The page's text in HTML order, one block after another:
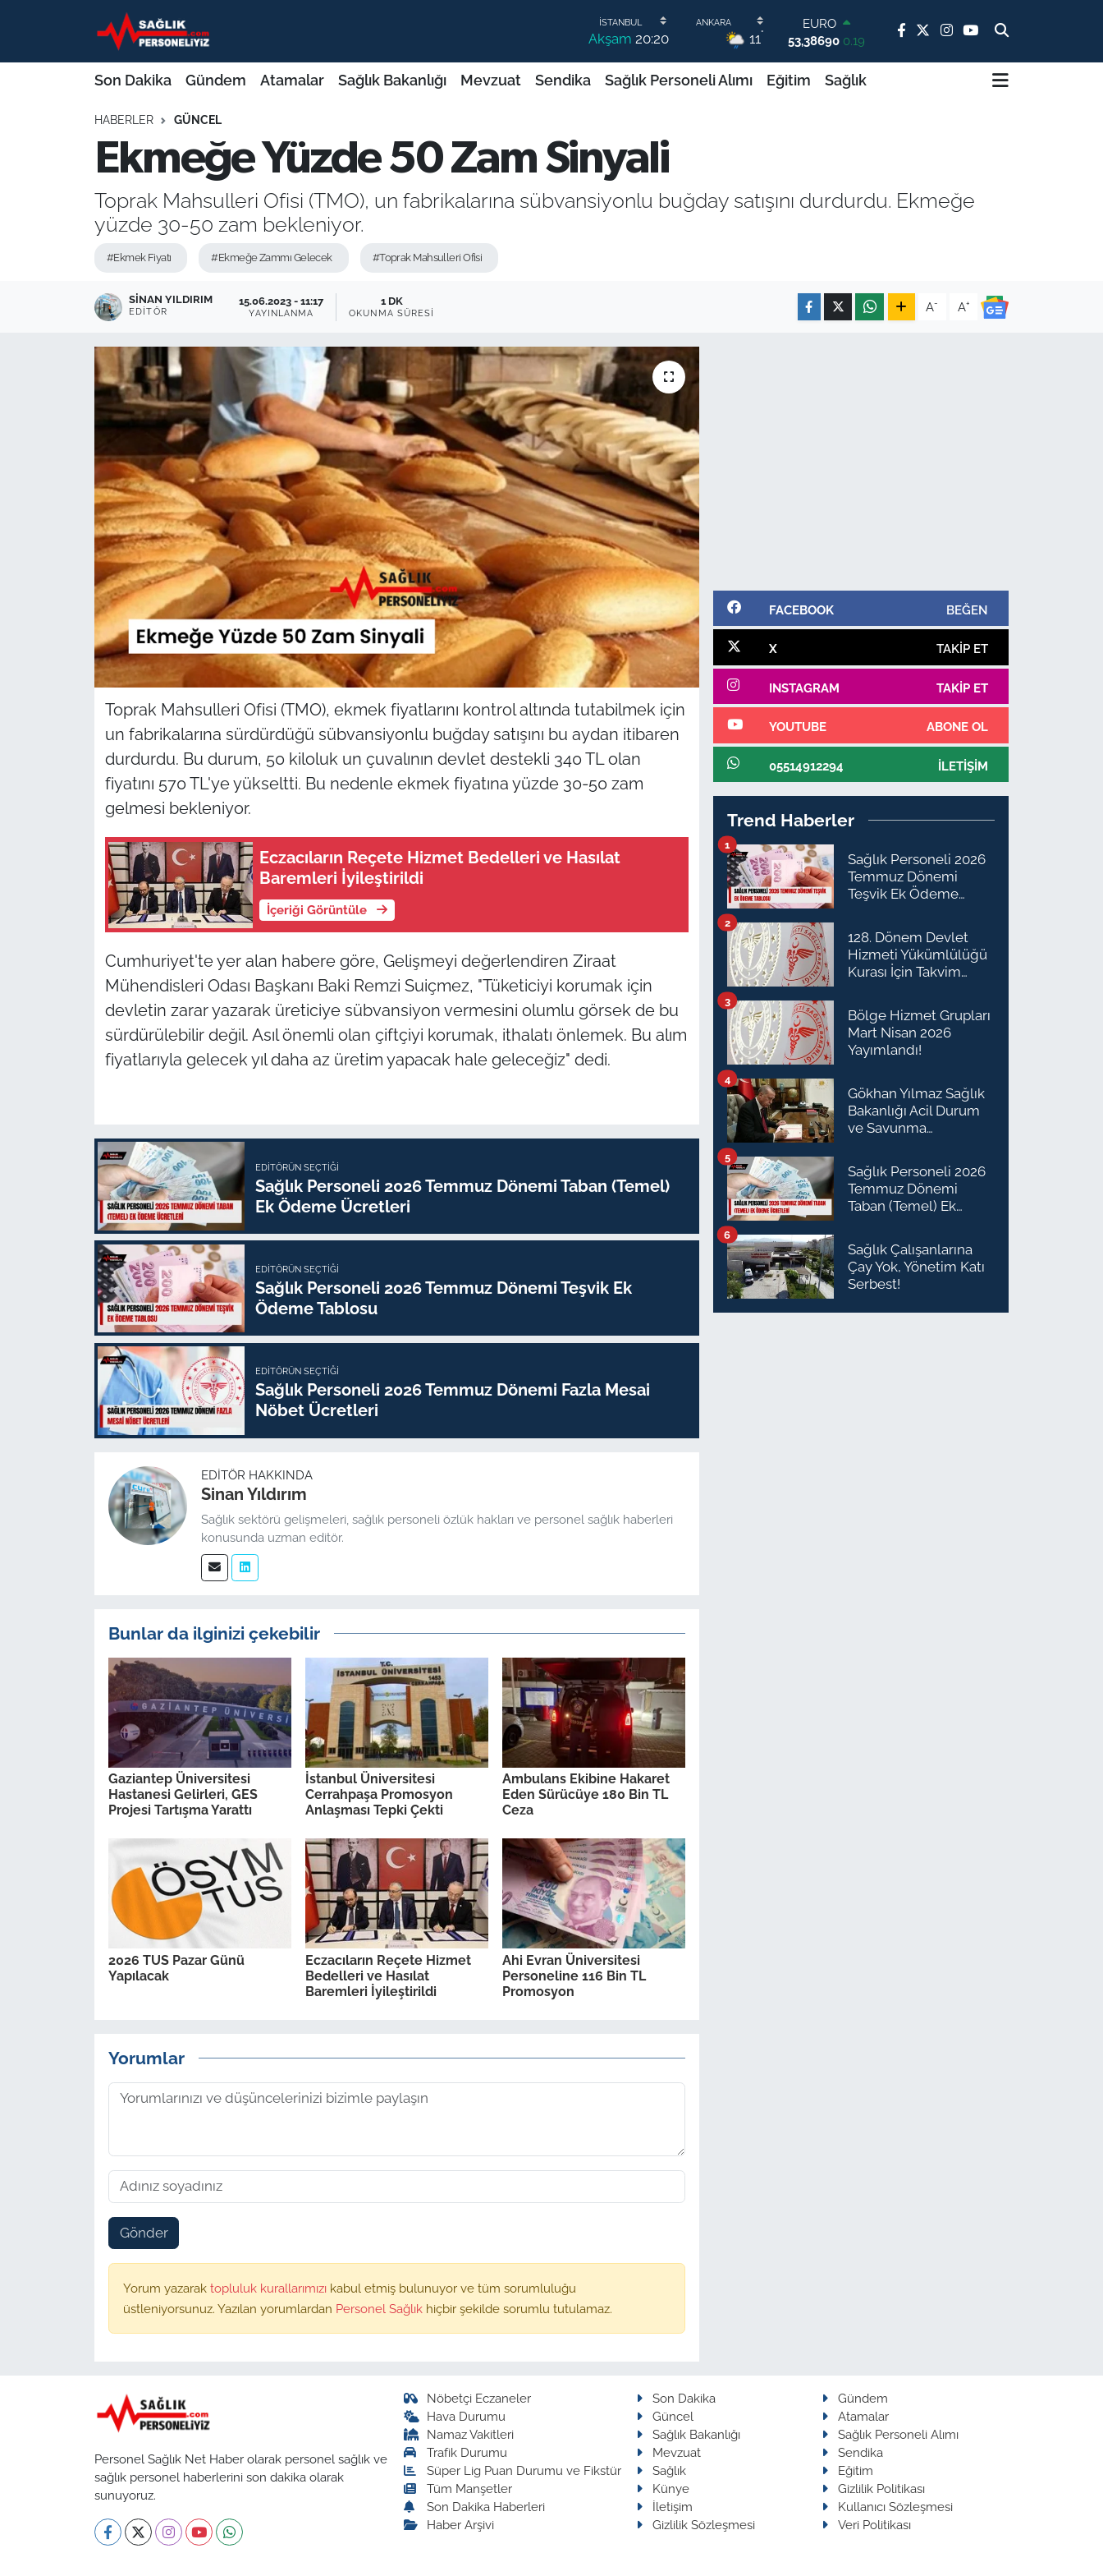
Akşam 20:20 11°
STERLİN
61,60380 0.18
G.ALTIN
6862,09000 0.19
Son Dakika Gündem Atamalar Sağlık Bakanlığı Mevzuat Sendika Sağlık Personeli Alımı Eğitim Sağlık
HABERLER GÜNCEL
Ekmeğe Yüzde 50 Zam Sinyali
Toprak Mahsulleri Ofisi (TMO), un fabrikalarına sübvansiyonlu buğday satışını durdurdu. Ekmeğe
yüzde 30-50 zam bekleniyor.
#Ekmek Fiyatı #Ekmeğe Zammı Gelecek #Toprak Mahsulleri Ofisi
SINAN YILDIRIM
EDITÖR
15.06.2023 - 11:17
YAYINLANMA
1 DK
OKUNMA SÜRESI A- A+
Toprak Mahsulleri Ofisi (TMO), ekmek fiyatlarını kontrol altında tutabilmek için
un fabrikalarına sürdürdüğü sübvansiyonlu buğday satışını bu aydan itibaren
durdurdu. Bu durum, 50 kiloluk un çuvalının devlet destekli 340 TL olan
fiyatını 570 TL'ye yükseltti. Bu nedenle ekmek fiyatına yüzde 30-50 zam
gelmesi bekleniyor.
Eczacıların Reçete Hizmet Bedelleri ve Hasılat
Baremleri İyileştirildi
İçeriği Görüntüle
Cumhuriyet'te yer alan habere göre, Gelişmeyi değerlendiren Ziraat
Mühendisleri Odası Başkanı Baki Remzi Suiçmez, "Tüketiciyi korumak için
devletin zarar yazarak üreticiye sübvansiyon vermesini olumlu görsek de bu
sürdürülebilir değil. Asıl önemli olan çiftçiyi korumak, ithalatı önlemek. Bu alım
fiyatlarıyla gelecek yıl daha az üretim yapacak hale geleceğiz" dedi.
EDITÖRÜN SEÇTIĞI
Sağlık Personeli 2026 Temmuz Dönemi Taban (Temel)
Ek Ödeme Ücretleri
EDITÖRÜN SEÇTIĞI
Sağlık Personeli 2026 Temmuz Dönemi Teşvik Ek
Ödeme Tablosu
EDITÖRÜN SEÇTIĞI
Sağlık Personeli 2026 Temmuz Dönemi Fazla Mesai
Nöbet Ücretleri
EDITÖR HAKKINDA
Sinan Yıldırım
Sağlık sektörü gelişmeleri, sağlık personeli özlük hakları ve personel sağlık haberleri
konusunda uzman editör.
Bunlar da ilginizi çekebilir
Gaziantep Üniversitesi
Hastanesi Gelirleri, GES
Projesi Tartışma Yarattı
İstanbul Üniversitesi
Cerrahpaşa Promosyon
Anlaşması Tepki Çekti
Ambulans Ekibine Hakaret
Eden Sürücüye 180 Bin TL
Ceza
2026 TUS Pazar Günü
Yapılacak
Eczacıların Reçete Hizmet
Bedelleri ve Hasılat
Baremleri İyileştirildi
Ahi Evran Üniversitesi
Personeline 116 Bin TL
Promosyon
Yorumlar
Gönder
Yorum yazarak topluluk kurallarımızı kabul etmiş bulunuyor ve tüm sorumluluğu
üstleniyorsunuz. Yazılan yorumlardan Personel Sağlık hiçbir şekilde sorumlu tutulamaz.
FACEBOOK BEĞEN
X TAKIP ET
INSTAGRAM TAKIP ET
YOUTUBE ABONE OL
05514912294 İLETIŞIM
Trend Haberler
Sağlık Personeli 2026
Temmuz Dönemi
Teşvik Ek Ödeme
1
128. Dönem Devlet
Hizmeti Yükümlülüğü
Kurası İçin Takvim
2
Bölge Hizmet Grupları
Mart Nisan 2026
Yayımlandı!
3
Gökhan Yılmaz Sağlık
Bakanlığı Acil Durum
ve Savunma
Başkanı Olarak Atandı
4
Sağlık Personeli 2026
Temmuz Dönemi
Taban (Temel) Ek
5
Sağlık Çalışanlarına
Çay Yok, Yönetim Katı
Serbest!
6
Personel Sağlık Net Haber olarak personel sağlık ve
sağlık personel haberlerini son dakika olarak
sunuyoruz.
Nöbetçi Eczaneler
Hava Durumu
Namaz Vakitleri
Trafik Durumu
Süper Lig Puan Durumu ve Fikstür
Tüm Manşetler
Son Dakika Haberleri
Haber Arşivi
Son Dakika
Gündem
Güncel
Atamalar
Sağlık Bakanlığı
Sağlık Personeli Alımı
Mevzuat
Sendika
Sağlık
Eğitim
Künye
Gizlilik Politikası
İletişim
Kullanıcı Sözleşmesi
Gizlilik Sözleşmesi
Veri Politikası
Son Dakika
Atamalar
Mevzuat
Sağlık Personeli Alımı
Kamu Alımları
Nöbetçi Eczaneler
Namaz Vakitleri
Süper Lig Puan Durumu ve Fikstür
Son Dakika Haberleri
Haber Arşivi